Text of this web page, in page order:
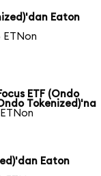
Eaton
ETNon
ETF (Ondo
Tokenized)'na
Eaton